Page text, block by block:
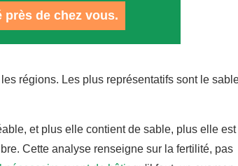
de chez vous.
régions. Les plus représentatifs sont le
et plus elle contient de sable, plus elle est
Cette analyse renseigne sur la fertilité, pas